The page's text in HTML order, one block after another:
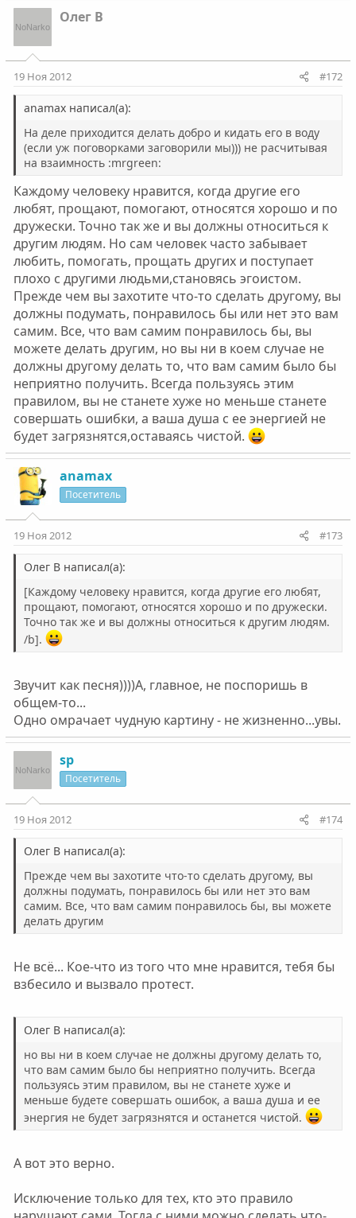
Олег В
19 Ноя 2012 #172
anamax написал(а):
На деле приходится делать добро и кидать его в воду
(если уж поговорками заговорили мы))) не расчитывая
на взаимность :mrgreen:
Каждому человеку нравится, когда другие его
любят, прощают, помогают, относятся хорошо и по
дружески. Точно так же и вы должны относиться к
другим людям. Но сам человек часто забывает
любить, помогать, прощать других и поступает
плохо с другими людьми,становясь эгоистом.
Прежде чем вы захотите что-то сделать другому, вы
должны подумать, понравилось бы или нет это вам
самим. Все, что вам самим понравилось бы, вы
можете делать другим, но вы ни в коем случае не
должны другому делать то, что вам самим было бы
неприятно получить. Всегда пользуясь этим
правилом, вы не станете хуже но меньше станете
совершать ошибки, а ваша душа с ее энергией не
будет загрязнятся,оставаясь чистой.
anamax
Посетитель
19 Ноя 2012 #173
Олег В написал(а):
[Каждому человеку нравится, когда другие его любят,
прощают, помогают, относятся хорошо и по дружески.
Точно так же и вы должны относиться к другим людям.
/b].
Звучит как песня))))А, главное, не поспоришь в
общем-то...
Одно омрачает чудную картину - не жизненно...увы.
sp
Посетитель
19 Ноя 2012 #174
Олег В написал(а):
Прежде чем вы захотите что-то сделать другому, вы
должны подумать, понравилось бы или нет это вам
самим. Все, что вам самим понравилось бы, вы можете
делать другим
Не всё... Кое-что из того что мне нравится, тебя бы
взбесило и вызвало протест.
Олег В написал(а):
но вы ни в коем случае не должны другому делать то,
что вам самим было бы неприятно получить. Всегда
пользуясь этим правилом, вы не станете хуже и
меньше будете совершать ошибок, а ваша душа и ее
энергия не будет загрязнятся и останется чистой.
А вот это верно.
Исключение только для тех, кто это правило